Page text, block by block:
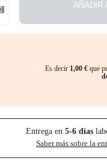
AÑADIR
Es decir 1,00 €que
Entrega en5-6días
Saber más sobre la